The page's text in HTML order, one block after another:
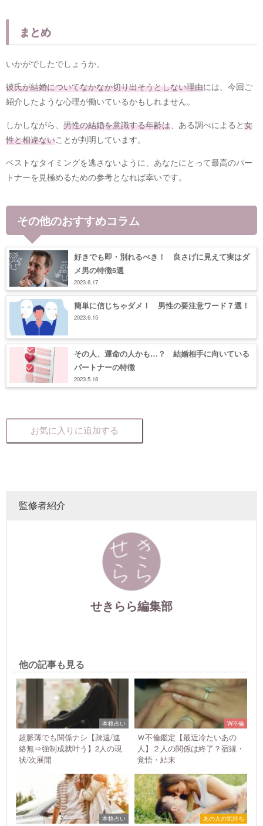
まとめ
いかがでしたでしょうか。
彼氏が結婚についてなかなか切り出そうとしない理由には、今回ご
紹介したような心理が働いているかもしれません。
しかしながら、 男性の結婚を意識する年齢は 、ある調べによると女
性と相違ないことが判明しています。
ベストなタイミングを逃さないように、あなたにとって最高のパー
トナーを見極めるための参考となれば幸いです。
その他のおすすめコラム
好きでも即・別れるべき！ 良さげに見えて実はダ
メ男の特徴5選
2023.6.17
簡単に信じちゃダメ！ 男性の要注意ワード７選！
2023.6.15
その人、運命の人かも…？ 結婚相手に向いている
パートナーの特徴
2023.5.18
お気に入りに追加する
監修者紹介
せきらら編集部
他の記事も見る
本格占い
超脈薄でも関係ナシ【疎遠/連
絡無⇒強制成就叶う】2人の現
状/次展開
W不倫
Ｗ不倫鑑定【最近冷たいあの
人】２人の関係は終了？宿縁・
覚悟・結末
本格占い あの人の気持ち